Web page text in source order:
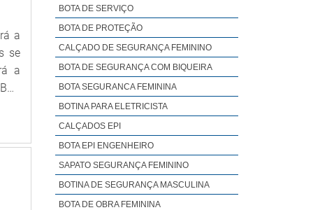
a
se
a
de
e
BOTA DE SERVIÇO
BOTA DE PROTEÇÃO
CALÇADO DE SEGURANÇA FEMININO
BOTA DE SEGURANÇA COM BIQUEIRA
BOTA SEGURANCA FEMININA
BOTINA PARA ELETRICISTA
CALÇADOS EPI
BOTA EPI ENGENHEIRO
SAPATO SEGURANÇA FEMININO
BOTINA DE SEGURANÇA MASCULINA
BOTA DE OBRA FEMININA